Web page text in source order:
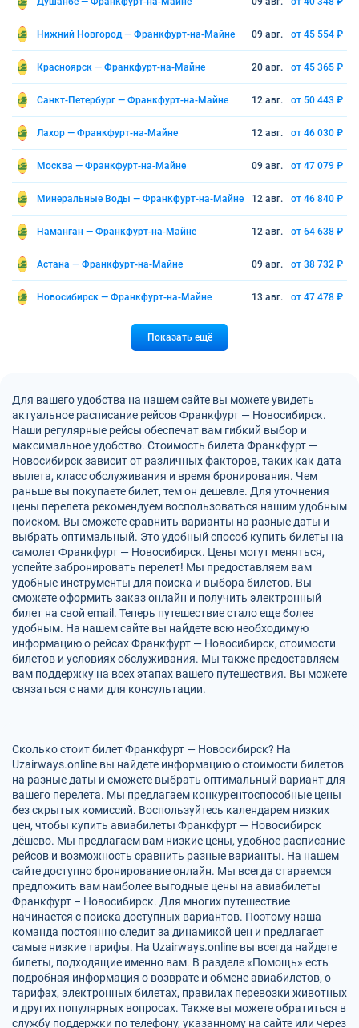
Нижний Новгород — Франкфурт-на-Майне 09 авг. от 45 554 ₽
Красноярск — Франкфурт-на-Майне 20 авг. от 45 365 ₽
Санкт-Петербург — Франкфурт-на-Майне 12 авг. от 50 443 ₽
Лахор — Франкфурт-на-Майне 12 авг. от 46 030 ₽
Москва — Франкфурт-на-Майне 09 авг. от 47 079 ₽
Минеральные Воды — Франкфурт-на-Майне 12 авг. от 46 840 ₽
Наманган — Франкфурт-на-Майне 12 авг. от 64 638 ₽
Астана — Франкфурт-на-Майне 09 авг. от 38 732 ₽
Новосибирск — Франкфурт-на-Майне 13 авг. от 47 478 ₽
Показать ещё
Для вашего удобства на нашем сайте вы можете увидеть
актуальное расписание рейсов Франкфурт — Новосибирск.
Наши регулярные рейсы обеспечат вам гибкий выбор и
максимальное удобство. Стоимость билета Франкфурт —
Новосибирск зависит от различных факторов, таких как дата
вылета, класс обслуживания и время бронирования. Чем
раньше вы покупаете билет, тем он дешевле. Для уточнения
цены перелета рекомендуем воспользоваться нашим удобным
поиском. Вы сможете сравнить варианты на разные даты и
выбрать оптимальный. Это удобный способ купить билеты на
самолет Франкфурт — Новосибирск. Цены могут меняться,
успейте забронировать перелет! Мы предоставляем вам
удобные инструменты для поиска и выбора билетов. Вы
сможете оформить заказ онлайн и получить электронный
билет на свой email. Теперь путешествие стало еще более
удобным. На нашем сайте вы найдете всю необходимую
информацию о рейсах Франкфурт — Новосибирск, стоимости
билетов и условиях обслуживания. Мы также предоставляем
вам поддержку на всех этапах вашего путешествия. Вы можете
связаться с нами для консультации.
Сколько стоит билет Франкфурт — Новосибирск? На
Uzairways.online вы найдете информацию о стоимости билетов
на разные даты и сможете выбрать оптимальный вариант для
вашего перелета. Мы предлагаем конкурентоспособные цены
без скрытых комиссий. Воспользуйтесь календарем низких
цен, чтобы купить авиабилеты Франкфурт — Новосибирск
дёшево. Мы предлагаем вам низкие цены, удобное расписание
рейсов и возможность сравнить разные варианты. На нашем
сайте доступно бронирование онлайн. Мы всегда стараемся
предложить вам наиболее выгодные цены на авиабилеты
Франкфурт – Новосибирск. Для многих путешествие
начинается с поиска доступных вариантов. Поэтому наша
команда постоянно следит за динамикой цен и предлагает
самые низкие тарифы. На Uzairways.online вы всегда найдете
билеты, подходящие именно вам. В разделе «Помощь» есть
подробная информация о возврате и обмене авиабилетов, о
тарифах, электронных билетах, правилах перевозки животных
и других популярных вопросах. Также вы можете обратиться в
службу поддержки по телефону, указанному на сайте или через